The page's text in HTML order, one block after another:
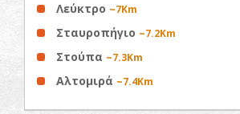
Λεύκτρο ~7Km
Σταυροπήγιο ~7.2Km
Στούπα ~7.3Km
Αλτομιρά ~7.4Km